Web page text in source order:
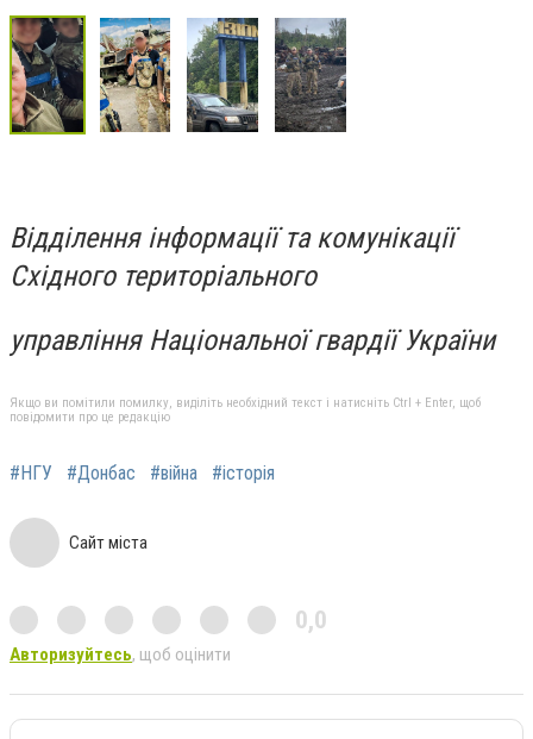
Відділення інформації та комунікації
Східного територіального
управління Національної гвардії України
Якщо ви помітили помилку, виділіть необхідний текст і натисніть Ctrl + Enter, щоб
повідомити про це редакцію
#НГУ #Донбас #війна #історія
Сайт міста
0,0
Авторизуйтесь, щоб оцінити